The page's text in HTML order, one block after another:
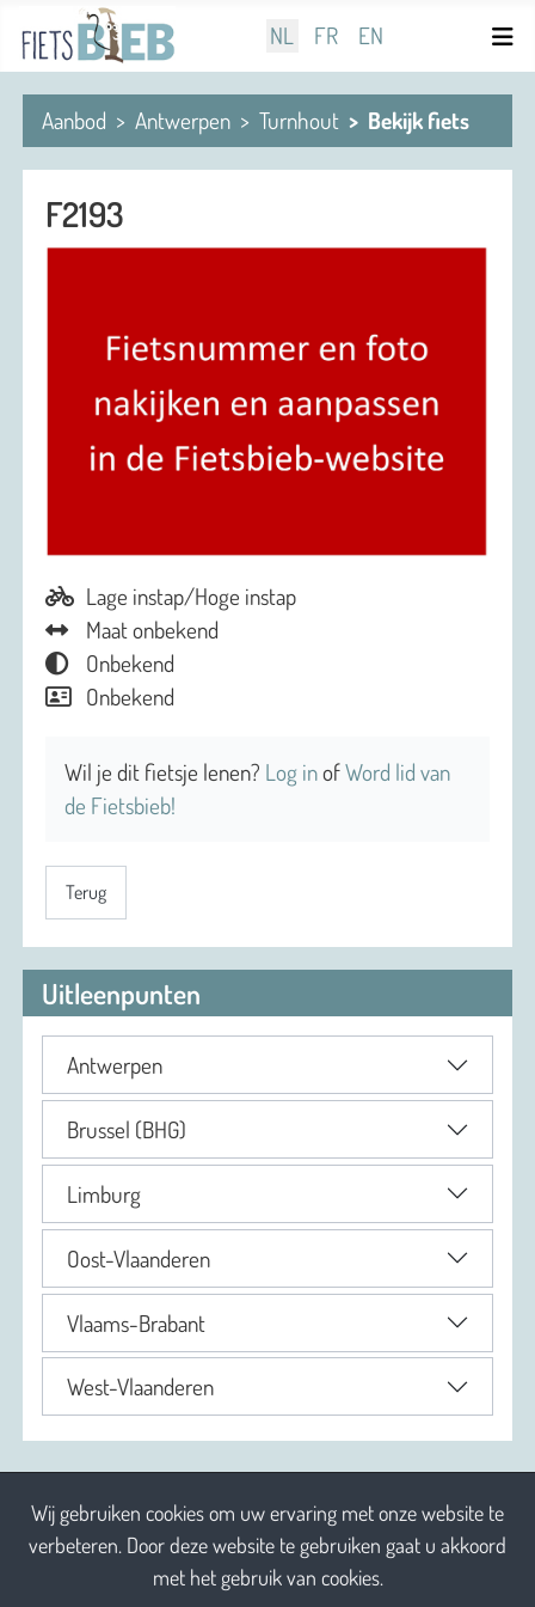
Wij gebruiken cookies om uw ervaring met onze website te
verbeteren. Door deze website te gebruiken gaat u akkoord
met het gebruik van cookies.
Selecteer de taal
NL FR EN
Aanbod Antwerpen Turnhout Bekijk fiets
F2193
Lage instap/Hoge instap
Maat onbekend
Onbekend
Onbekend
Wil je dit fietsje lenen? Log inofWord lid van
de Fietsbieb!
Terug
Uitleenpunten
Antwerpen
Brussel (BHG)
Limburg
Oost-Vlaanderen
Vlaams-Brabant
West-Vlaanderen